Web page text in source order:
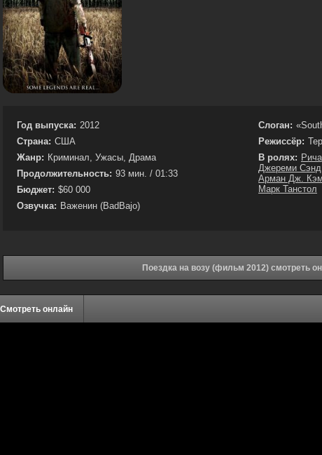
Год выпуска: 2012
Страна: США
Жанр: Криминал, Ужасы, Драма
Продолжительность: 93 мин. / 01:33
Бюджет: $60 000
Озвучка: Важенин (BadBajo)
Слоган:
Режиссёр:
В ролях:
Джереми Сэнд
Арман Дж.
Марк Танстол
Поездка на возу (фильм 2012) смотреть
Смотреть онлайн